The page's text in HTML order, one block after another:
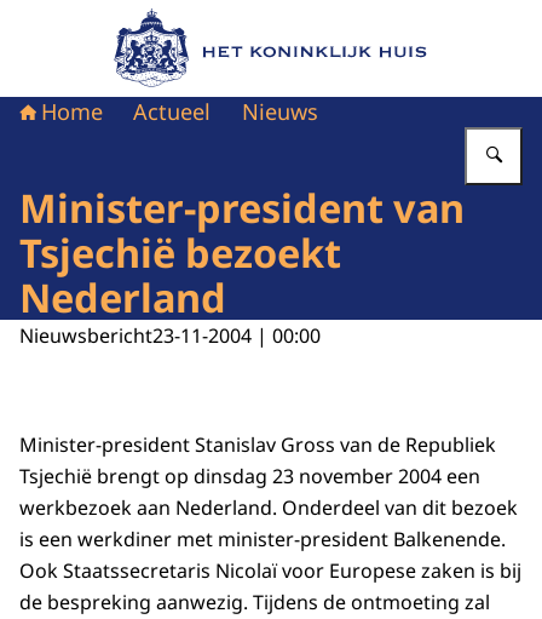
Naar de homepage van Het Koninklijk Huis
Home Actueel Nieuws
Minister-president van
Tsjechië bezoekt
Nederland
Nieuwsbericht23-11-2004 | 00:00
Minister-president Stanislav Gross van de Republiek
Tsjechië brengt op dinsdag 23 november 2004 een
werkbezoek aan Nederland. Onderdeel van dit bezoek
is een werkdiner met minister-president Balkenende.
Ook Staatssecretaris Nicolaï voor Europese zaken is bij
de bespreking aanwezig. Tijdens de ontmoeting zal